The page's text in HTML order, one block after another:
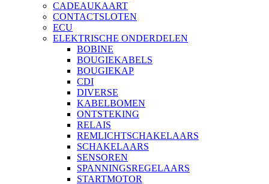
CADEAUKAART
CONTACTSLOTEN
ECU
ELEKTRISCHE ONDERDELEN
BOBINE
BOUGIEKABELS
BOUGIEKAP
CDI
DIVERSE
KABELBOMEN
ONTSTEKING
RELAIS
REMLICHTSCHAKELAARS
SCHAKELAARS
SENSOREN
SPANNINGSREGELAARS
STARTMOTOR